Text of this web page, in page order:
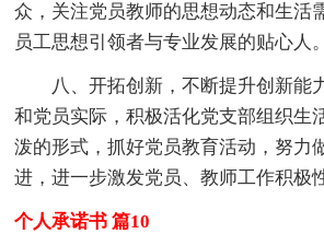
众，关注党员教师的思想动态和生活
员工思想引领者与专业发展的贴心人。
八、开拓创新，不断提升创新能
和党员实际，积极活化党支部组织生
泼的形式，抓好党员教育活动，努力
进，进一步激发党员、教师工作积极
个人承诺书 篇10